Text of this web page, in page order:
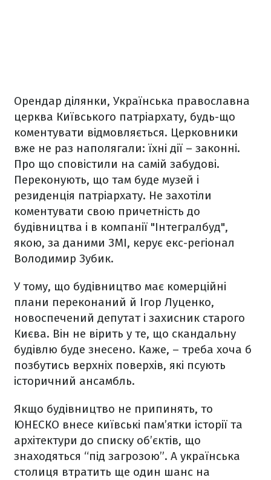
Орендар ділянки, Українська православна
церква Київського патріархату, будь-що
коментувати відмовляється. Церковники
вже не раз наполягали: їхні дії – законні.
Про що сповістили на самій забудові.
Переконують, що там буде музей і
резиденція патріархату. Не захотіли
коментувати свою причетність до
будівництва і в компанії "Інтегралбуд",
якою, за даними ЗМІ, керує екс-регіонал
Володимир Зубик.
У тому, що будівництво має комерційні
плани переконаний й Ігор Луценко,
новоспечений депутат і захисник старого
Києва. Він не вірить у те, що скандальну
будівлю буде знесено. Каже, – треба хоча б
позбутись верхніх поверхів, які псують
історичний ансамбль.
Якщо будівництво не припинять, то
ЮНЕСКО внесе київські пам’ятки історії та
архітектури до списку об’єктів, що
знаходяться “під загрозою”. А українська
столиця втратить ще один шанс на